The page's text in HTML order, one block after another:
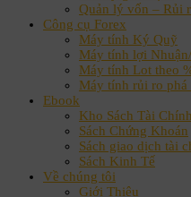
Quản lý vốn – Rủi
Công cụ Forex
Máy tính Ký Quỹ
Máy tính lợi
Máy tính Lot theo
Máy tính rủi ro phá
Ebook
Kho Sách Tài Chính
Sách Chứng Khoán
Sách giao dịch tài
Sách Kinh Tế
Về chúng tôi
Giới Thiệu